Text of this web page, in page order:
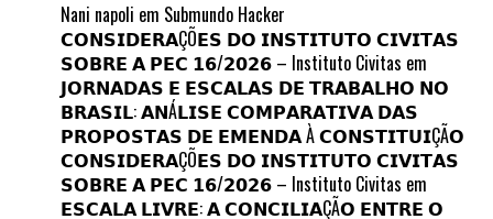
Nani napoli em Submundo Hacker
𝗖𝗢𝗡𝗦𝗜𝗗𝗘𝗥𝗔ÇÕ𝗘𝗦 𝗗𝗢 𝗜𝗡𝗦𝗧𝗜𝗧𝗨𝗧𝗢 𝗖𝗜𝗩𝗜𝗧𝗔𝗦
𝗦𝗢𝗕𝗥𝗘 𝗔 𝗣𝗘𝗖 𝟭𝟲/𝟮𝟬𝟮𝟲 – Instituto Civitas em
𝗝𝗢𝗥𝗡𝗔𝗗𝗔𝗦 𝗘 𝗘𝗦𝗖𝗔𝗟𝗔𝗦 𝗗𝗘 𝗧𝗥𝗔𝗕𝗔𝗟𝗛𝗢 𝗡𝗢
𝗕𝗥𝗔𝗦𝗜𝗟: 𝗔𝗡Á𝗟𝗜𝗦𝗘 𝗖𝗢𝗠𝗣𝗔𝗥𝗔𝗧𝗜𝗩𝗔 𝗗𝗔𝗦
𝗣𝗥𝗢𝗣𝗢𝗦𝗧𝗔𝗦 𝗗𝗘 𝗘𝗠𝗘𝗡𝗗𝗔 À 𝗖𝗢𝗡𝗦𝗧𝗜𝗧𝗨𝗜ÇÃ𝗢
𝗖𝗢𝗡𝗦𝗜𝗗𝗘𝗥𝗔ÇÕ𝗘𝗦 𝗗𝗢 𝗜𝗡𝗦𝗧𝗜𝗧𝗨𝗧𝗢 𝗖𝗜𝗩𝗜𝗧𝗔𝗦
𝗦𝗢𝗕𝗥𝗘 𝗔 𝗣𝗘𝗖 𝟭𝟲/𝟮𝟬𝟮𝟲 – Instituto Civitas em
𝗘𝗦𝗖𝗔𝗟𝗔 𝗟𝗜𝗩𝗥𝗘: 𝗔 𝗖𝗢𝗡𝗖𝗜𝗟𝗜𝗔ÇÃ𝗢 𝗘𝗡𝗧𝗥𝗘 𝗢